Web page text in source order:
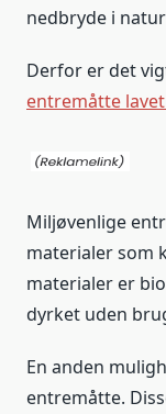
nedbryde i
Derfor er det
entremåtte
Miljøvenlige
materialer som
materialer er
dyrket uden
En anden
entremåtte.